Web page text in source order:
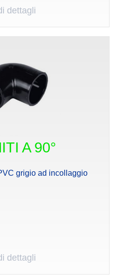
dettagli
A 90°
grigio ad incollaggio
dettagli